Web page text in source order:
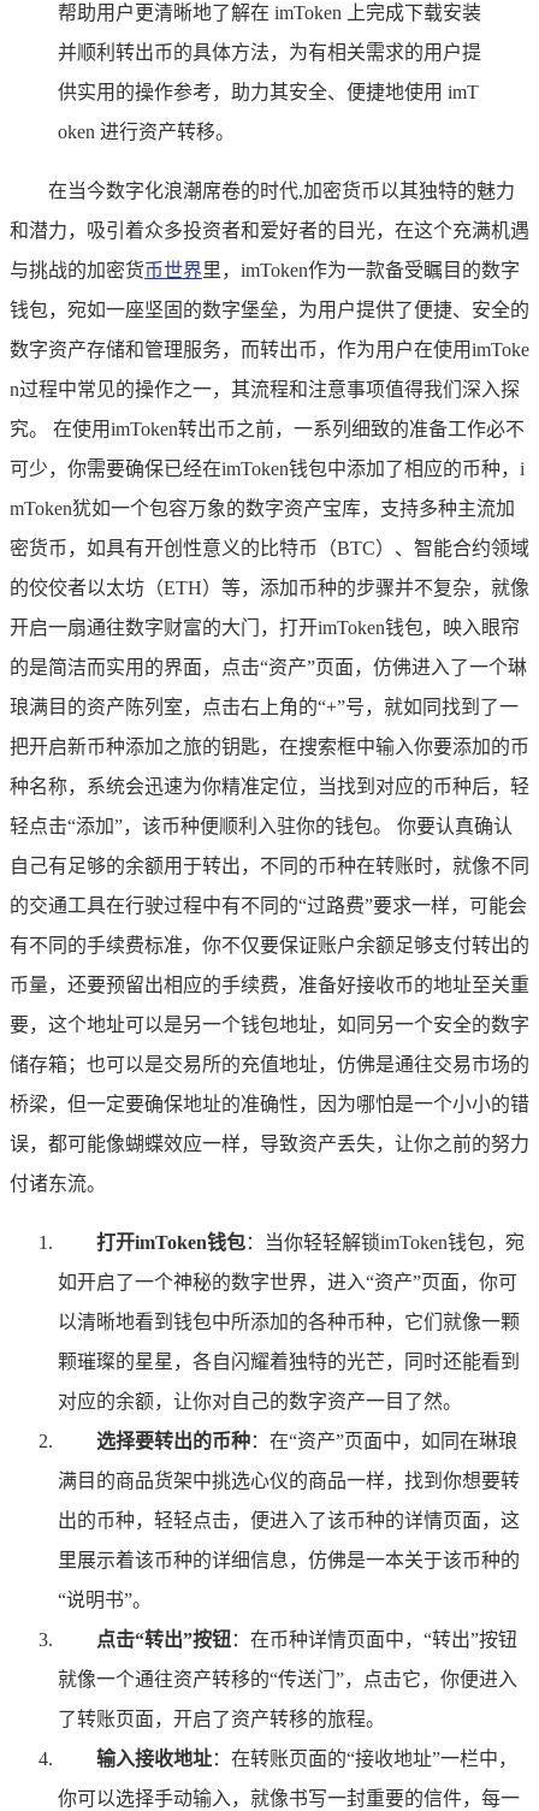
帮助用户更清晰地了解在 imToken 上完成下载安装
并顺利转出币的具体方法，为有相关需求的用户提
供实用的操作参考，助力其安全、便捷地使用 imT
oken 进行资产转移。
在当今数字化浪潮席卷的时代,加密货币以其独特的魅力
和潜力，吸引着众多投资者和爱好者的目光，在这个充满机遇
与挑战的加密货币世界里，imToken作为一款备受瞩目的数字
钱包，宛如一座坚固的数字堡垒，为用户提供了便捷、安全的
数字资产存储和管理服务，而转出币，作为用户在使用imToke
n过程中常见的操作之一，其流程和注意事项值得我们深入探
究。 在使用imToken转出币之前，一系列细致的准备工作必不
可少，你需要确保已经在imToken钱包中添加了相应的币种，i
mToken犹如一个包容万象的数字资产宝库，支持多种主流加
密货币，如具有开创性意义的比特币（BTC）、智能合约领域
的佼佼者以太坊（ETH）等，添加币种的步骤并不复杂，就像
开启一扇通往数字财富的大门，打开imToken钱包，映入眼帘
的是简洁而实用的界面，点击“资产”页面，仿佛进入了一个琳
琅满目的资产陈列室，点击右上角的“+”号，就如同找到了一
把开启新币种添加之旅的钥匙，在搜索框中输入你要添加的币
种名称，系统会迅速为你精准定位，当找到对应的币种后，轻
轻点击“添加”，该币种便顺利入驻你的钱包。 你要认真确认
自己有足够的余额用于转出，不同的币种在转账时，就像不同
的交通工具在行驶过程中有不同的“过路费”要求一样，可能会
有不同的手续费标准，你不仅要保证账户余额足够支付转出的
币量，还要预留出相应的手续费，准备好接收币的地址至关重
要，这个地址可以是另一个钱包地址，如同另一个安全的数字
储存箱；也可以是交易所的充值地址，仿佛是通往交易市场的
桥梁，但一定要确保地址的准确性，因为哪怕是一个小小的错
误，都可能像蝴蝶效应一样，导致资产丢失，让你之前的努力
付诸东流。
打开imToken钱包：当你轻轻解锁imToken钱包，宛
如开启了一个神秘的数字世界，进入“资产”页面，你可
以清晰地看到钱包中所添加的各种币种，它们就像一颗
颗璀璨的星星，各自闪耀着独特的光芒，同时还能看到
对应的余额，让你对自己的数字资产一目了然。
选择要转出的币种：在“资产”页面中，如同在琳琅
满目的商品货架中挑选心仪的商品一样，找到你想要转
出的币种，轻轻点击，便进入了该币种的详情页面，这
里展示着该币种的详细信息，仿佛是一本关于该币种的
“说明书”。
点击“转出”按钮：在币种详情页面中，“转出”按钮
就像一个通往资产转移的“传送门”，点击它，你便进入
了转账页面，开启了资产转移的旅程。
输入接收地址：在转账页面的“接收地址”一栏中，
你可以选择手动输入，就像书写一封重要的信件，每一